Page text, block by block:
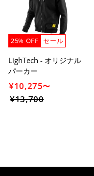
25% OFF セール
LighTech - オリジナル
パーカー
¥10,275〜
¥13,700セ